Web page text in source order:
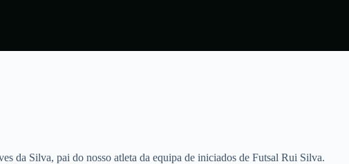
da Silva, pai do nosso atleta da equipa de iniciados de Futsal Rui Silva.